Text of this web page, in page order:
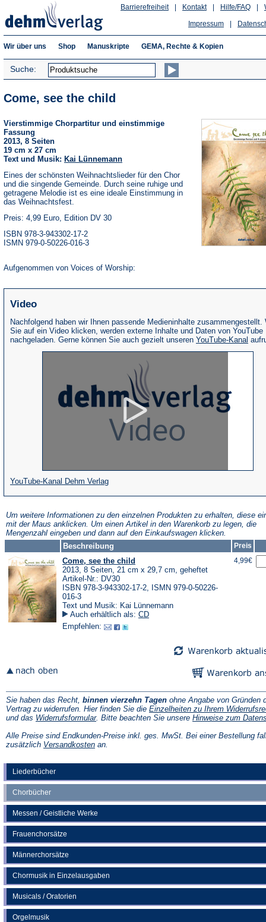
Hilfe/FAQ
Kontakt
Barrierefreiheit
Impressum
Wir über uns Shop Manuskripte GEMA, Rechte & Kopien
Suche:
Liederbücher
Chorbücher
Messen / Geistliche Werke
Frauenchorsätze
Männerchorsätze
Chormusik in Einzelausgaben
Musicals / Oratorien
Orgelmusik
Come, see the child
Vierstimmige Chorpartitur und einstimmige
Fassung
2013, 8 Seiten
19 cm x 27 cm
Text und Musik: Kai Lünnemann
Eines der schönsten Weihnachtslieder für den Chor
und die singende Gemeinde. Durch seine ruhige und
getragene Melodie ist es eine ideale Einstimmung in
das Weihnachtsfest.
Preis: 4,99 Euro, Edition DV 30
ISBN 978-3-943302-17-2
ISMN 979-0-50226-016-3
Aufgenommen von Voices of Worship:
Video
Nachfolgend haben wir Ihnen passende Medieninhalte zusammengestellt.
Sie auf ein Video klicken, werden externe Inhalte und Daten von YouTube
nachgeladen. Gerne können Sie auch gezielt unseren YouTube-Kanal
YouTube-Kanal Dehm Verlag(Öffnet
in
einem
neuen
Tab)
Um weitere Informationen zu den einzelnen Produkten zu erhalten, diese
mit der Maus anklicken. Um einen Artikel in den Warenkorb zu legen, die
Mengenzahl eingeben und dann auf den Einkaufswagen klicken.
Beschreibung
Preis
Come, see the child
2013, 8 Seiten, 21 cm x 29,7 cm, geheftet
Artikel-Nr.: DV30
ISBN 978-3-943302-17-2, ISMN 979-0-50226-
016-3
Text und Musik: Kai Lünnemann
Auch erhältlich als: CD
Empfehlen:
4,99€
Sie haben das Recht, binnen vierzehn Tagen ohne Angabe von Gründen
Vertrag zu widerrufen. Hier finden Sie die Einzelheiten zu Ihrem
und das Widerrufsformular(Öffnet
einem
neuen
. Bitte beachten Sie unsere Hinweise zum
Alle Preise sind Endkunden-Preise inkl. ges. MwSt. Bei einer Bestellung
zusätzlich Versandkosten(Öffnet
an.